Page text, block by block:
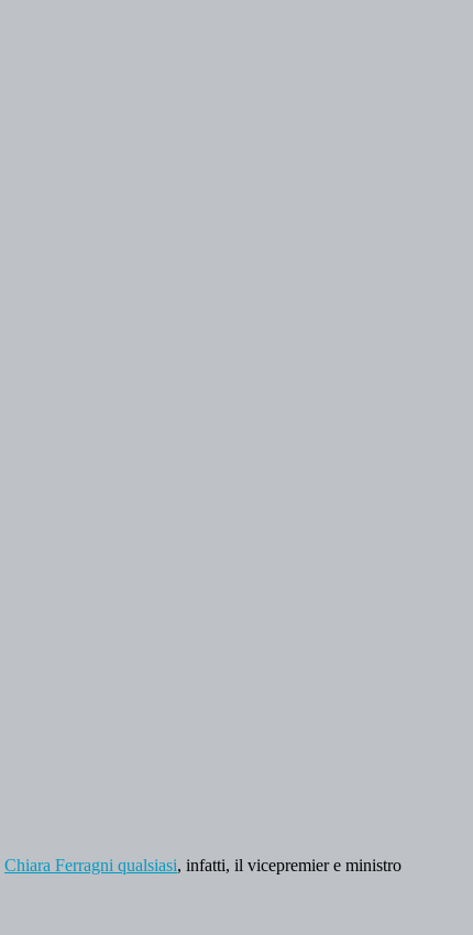
Chiara Ferragni qualsiasi, infatti, il vicepremier e ministro